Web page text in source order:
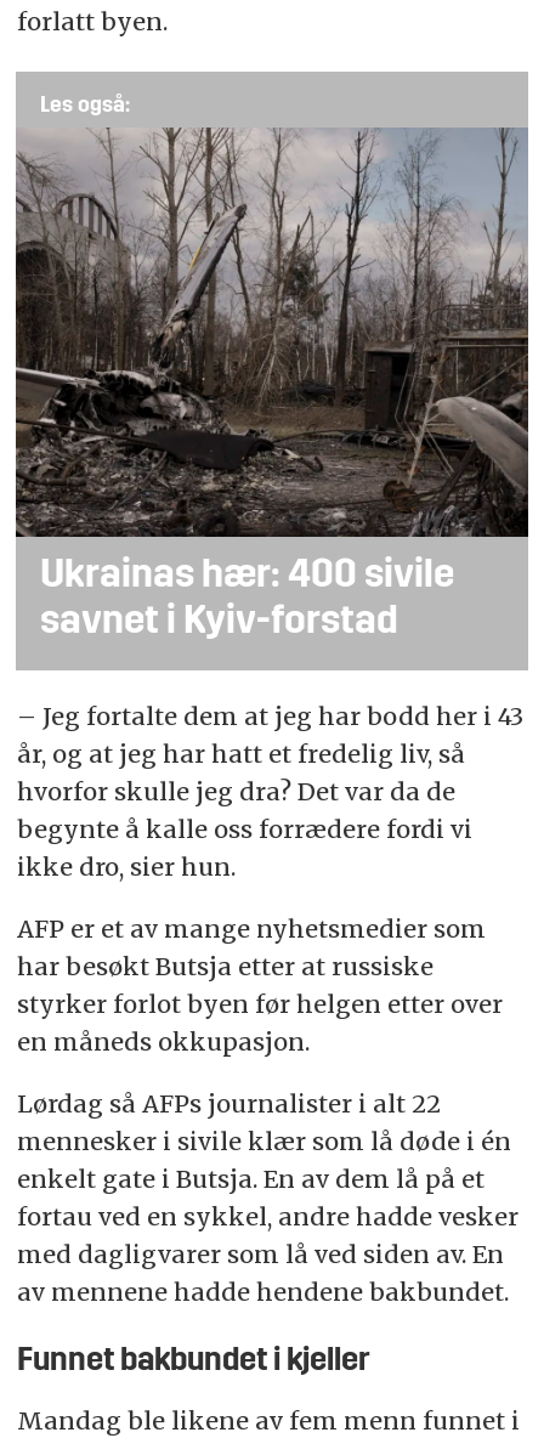
forlatt byen.
Les også:
Ukrainas hær: 400 sivile
savnet i Kyiv-forstad
– Jeg fortalte dem at jeg har bodd her i 43
år, og at jeg har hatt et fredelig liv, så
hvorfor skulle jeg dra? Det var da de
begynte å kalle oss forrædere fordi vi
ikke dro, sier hun.
AFP er et av mange nyhetsmedier som
har besøkt Butsja etter at russiske
styrker forlot byen før helgen etter over
en måneds okkupasjon.
Lørdag så AFPs journalister i alt 22
mennesker i sivile klær som lå døde i én
enkelt gate i Butsja. En av dem lå på et
fortau ved en sykkel, andre hadde vesker
med dagligvarer som lå ved siden av. En
av mennene hadde hendene bakbundet.
Funnet bakbundet i kjeller
Mandag ble likene av fem menn funnet i